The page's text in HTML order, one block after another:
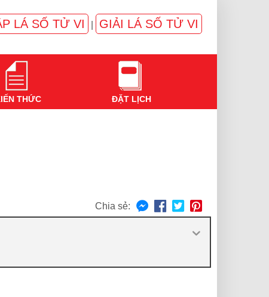
LÁ SỐ TỬ VI GIẢI LÁ SỐ TỬ VI
THỨC ĐẶT LỊCH
Chia sẻ: